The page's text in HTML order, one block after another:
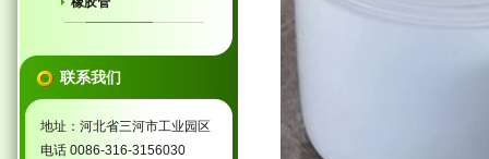
联系我们
地址：河北省三河市工业园区
电话 0086-316-3156030